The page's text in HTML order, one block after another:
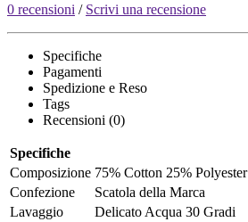
0 recensioni / Scrivi una recensione
Specifiche
Pagamenti
Spedizione e Reso
Tags
Recensioni (0)
Specifiche
Composizione 75% Cotton 25% Polyester
Confezione
Scatola della Marca
Lavaggio
Delicato Acqua 30 Gradi